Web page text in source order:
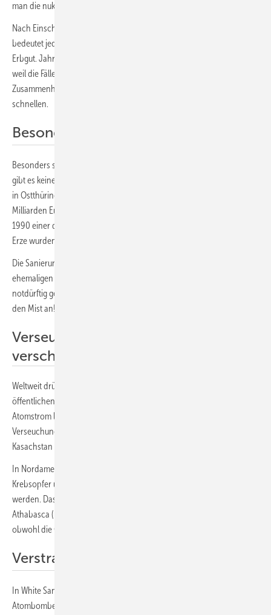
man die nuklearen Brennkammern abschaltet.
Nach Einschätzung des russischen Physikers Andrej Sacharow
bedeutet jeder einzelne nukleare Zerfall eine potenzielle Mutation im
Erbgut. Jahrzehntelang haben Mediziner die Alarmglocken geläutet,
weil die Fälle von Krebs und Leukämie (Blutkrebs) im unmittelbaren
Zusammenhang mit AKW oder militärischen Atomanlagen nach oben
schnellen.
Besonders schmutziger Bergbau
Besonders schmutzig war und ist der Uranbergbau. Freilich, in Europa
gibt es keine Minen mehr. Die Sanierung der ostdeutschen Wismut AG
in Ostthüringen und im sächsischen Erzgebirge hat bislang zehn
Milliarden Euro verschlungen. Die Wismut AG war nach dem Krieg bis
1990 einer der größten Uranlieferanten der Welt. Die radioaktiven
Erze wurden ausschließlich in die UdSSR verschickt.
Die Sanierung hat das reiche Westdeutschland bezahlt. Die
ehemaligen Urangruben in Tschechien (Böhmen) hingegen sind nur
notdürftig gesichert. Herr Kubicki, gehen Sie rüber, schauen Sie sich
den Mist an! Damit Sie wissen, wovon Sie sprechen!
Verseuchung riesiger Areale
verschwiegen
Weltweit drücken die Hinterlassenschaften des Atomzeitalters auf die
öffentlichen Budgets. Denn die Mär vom sauberen und preiswerten
Atomstrom lässt sich nur aufrechterhalten, wenn man die
Verseuchung riesiger Areale in Kanada, den USA, Australien,
Kasachstan oder Afrika verschweigt.
In Nordamerika kämpfen vor allem indigene Stämme darum, für die
Krebsopfer und den Verlust ihrer Lebensräume entschädigt zu
werden. Das Land am Großen Bärensee (Port Radium) und am Lake
Athabasca (Uranium City) in Kanada ist mittlerweile unbewohnbar,
obwohl die Gruben seit Jahrzehnten aufgegeben sind.
Verstrahlte Flächen überall
In White Sands im US-Bundesstaat Neumexiko, wo die ersten
Atombomben getestet und ihr Abwurf von Flugzeugen geübt wurde,